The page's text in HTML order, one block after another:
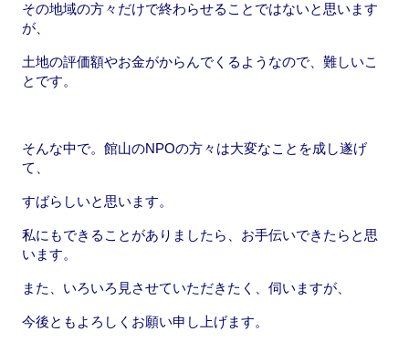
その地域の方々だけで終わらせることではないと思います
が、
土地の評価額やお金がからんでくるようなので、難しいこ
とです。
そんな中で。館山のNPOの方々は大変なことを成し遂げ
て、
すばらしいと思います。
私にもできることがありましたら、お手伝いできたらと思
います。
また、いろいろ見させていただきたく、伺いますが、
今後ともよろしくお願い申し上げます。